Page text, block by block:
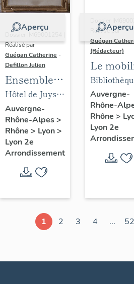
Aperçu
Dossier IM69001254 |
Réalisé par
Guégan Catherine -
Defillon Julien
Ensemble
du mobilier
de
l'Université
catholique
Hôtel de Juys,
puis Bottu de la
Barmondière,
actuellement
Université
catholique de
Lyon
Auvergne-
Rhône-Alpes>
Rhône > Lyon>
Lyon 2e
Arrondissement
Aperçu
Dossier
Réalisé par
Guégan
(Rédacteur)
Le
de la
et du
tribunal
médaillier
collège de
Trinité,
puis
la Foire de
Centre de
Auvergne-
Rhône-
Rhône >
Lyon 2e
1 2 3 4 ... 52